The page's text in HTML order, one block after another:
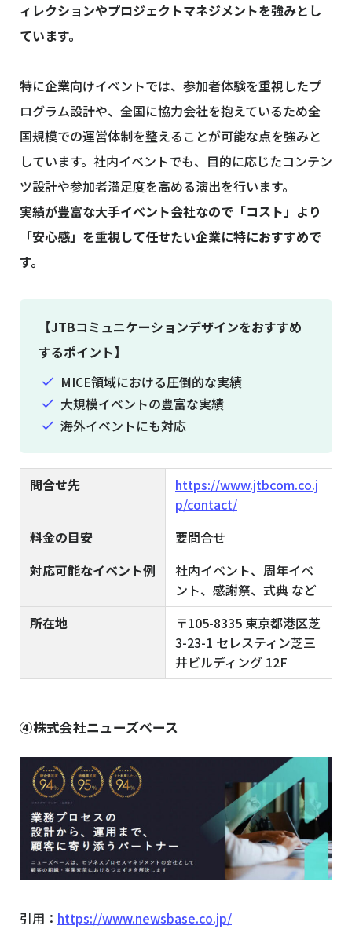
ィレクションやプロジェクトマネジメントを強みとし
ています。
特に企業向けイベントでは、参加者体験を重視したプ
ログラム設計や、全国に協力会社を抱えているため全
国規模での運営体制を整えることが可能な点を強みと
しています。社内イベントでも、目的に応じたコンテン
ツ設計や参加者満足度を高める演出を行います。
実績が豊富な大手イベント会社なので「コスト」より
「安心感」を重視して任せたい企業に特におすすめで
す。
【JTBコミュニケーションデザインをおすすめ
するポイント】
MICE領域における圧倒的な実績
大規模イベントの豊富な実績
海外イベントにも対応
問合せ先
https://www.jtbcom.co.j
p/contact/
料金の目安
要問合せ
対応可能なイベント例
社内イベント、周年イベ
ント、感謝祭、式典 など
所在地
〒105-8335 東京都港区芝
3-23-1 セレスティン芝三
井ビルディング 12F
④株式会社ニューズベース
引用： https://www.newsbase.co.jp/